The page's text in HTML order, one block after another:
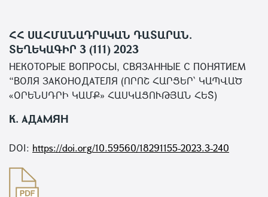
ՀՀ ՍԱՀՄԱՆԱԴՐԱԿԱՆ ԴԱՏԱՐԱՆ.
ՏԵՂԵԿԱԳԻՐ 3 (111) 2023
НЕКОТОРЫЕ ВОПРОСЫ, СВЯЗАННЫЕ С ПОНЯТИЕМ
“ВОЛЯ ЗАКОНОДАТЕЛЯ (ՈՐՈՇ ՀԱՐՑԵՐ՝ ԿԱՊՎԱԾ
«ՕՐԵՆՍԴՐԻ ԿԱՄՔ» ՀԱՍԿԱՑՈՒԹՅԱՆ ՀԵՏ)
К. АДАМЯН
DOI: https://doi.org/10.59560/18291155-2023.3-240